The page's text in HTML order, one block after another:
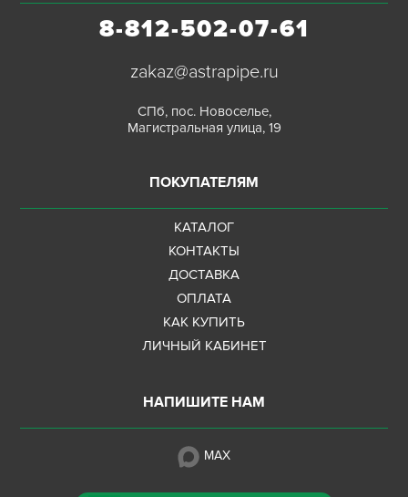
8-812-502-07-61
zakaz@astrapipe.ru
СПб, пос. Новоселье,
Магистральная улица, 19
ПОКУПАТЕЛЯМ
КАТАЛОГ
КОНТАКТЫ
ДОСТАВКА
ОПЛАТА
КАК КУПИТЬ
ЛИЧНЫЙ КАБИНЕТ
НАПИШИТЕ НАМ
MAX